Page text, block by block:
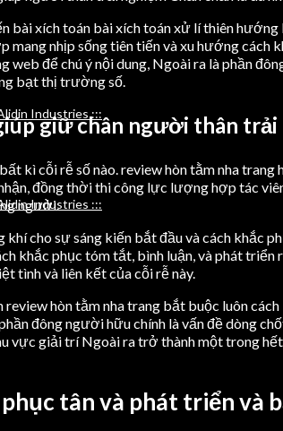
bài xích toán bài xích toán xử lí thiên
nhịp sống tiên tiến và xu hướng cách
để chú ý nội dung, Ngoài ra là phần
bạt thị trường số.
giữ chân người thân trải
kì cỗi rễ số nào. review hòn tằm nha trang
đồng thời thi công lực lượng hợp tác
người.
cho sự sáng kiến bắt đầu và cách
khắc phục tóm tắt, bình luận, và phát
tình và liên kết của cỗi rễ này.
review hòn tằm nha trang bắt buộc luôn
đông người hữu chính là vấn đề dòng
vực giải trí Ngoài ra trở thành một trong
tân và phát triển